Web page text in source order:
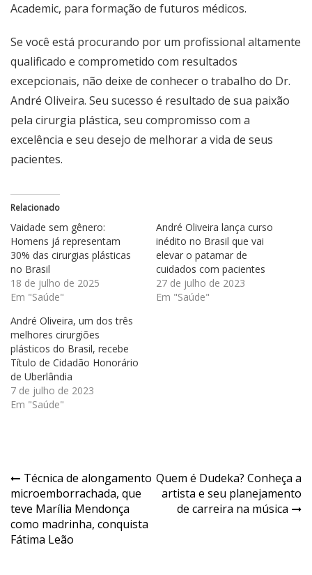
Academic, para formação de futuros médicos.
Se você está procurando por um profissional altamente
qualificado e comprometido com resultados
excepcionais, não deixe de conhecer o trabalho do Dr.
André Oliveira. Seu sucesso é resultado de sua paixão
pela cirurgia plástica, seu compromisso com a
excelência e seu desejo de melhorar a vida de seus
pacientes.
Relacionado
Vaidade sem gênero:
Homens já representam
30% das cirurgias plásticas
no Brasil
18 de julho de 2025
Em "Saúde"
André Oliveira lança curso
inédito no Brasil que vai
elevar o patamar de
cuidados com pacientes
27 de julho de 2023
Em "Saúde"
André Oliveira, um dos três
melhores cirurgiões
plásticos do Brasil, recebe
Título de Cidadão Honorário
de Uberlândia
7 de julho de 2023
Em "Saúde"
Navegação
de
Post
Técnica de alongamento
microemborrachada, que
teve Marília Mendonça
como madrinha, conquista
Fátima Leão
Quem é Dudeka? Conheça a
artista e seu planejamento
de carreira na música